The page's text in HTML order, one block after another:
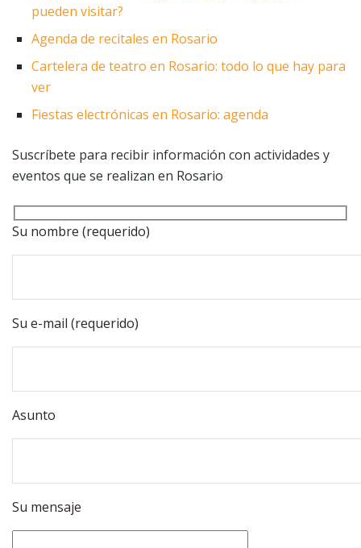
pueden visitar?
Agenda de recitales en Rosario
Cartelera de teatro en Rosario: todo lo que hay para
ver
Fiestas electrónicas en Rosario: agenda
Suscríbete para recibir información con actividades y
eventos que se realizan en Rosario
Su nombre (requerido)
Su e-mail (requerido)
Asunto
Su mensaje